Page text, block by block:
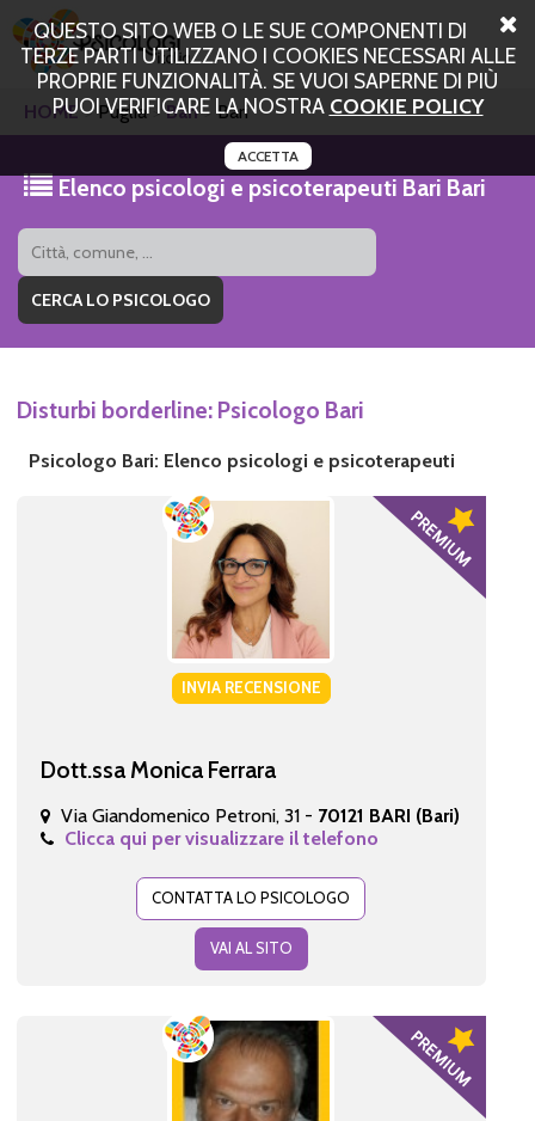
QUESTO SITO WEB O LE SUE COMPONENTI DI
TERZE PARTI UTILIZZANO I COOKIES NECESSARI ALLE
PROPRIE FUNZIONALITÀ. SE VUOI SAPERNE DI PIÙ
PUOI VERIFICARE LA NOSTRA COOKIE POLICY
ACCETTA
HOME Puglia Bari Bari
Elenco psicologi e psicoterapeuti Bari Bari
Disturbi borderline: Psicologo Bari
Psicologo Bari: Elenco psicologi e psicoterapeuti
INVIA RECENSIONE
Dott.ssa Monica Ferrara
Via Giandomenico Petroni, 31 - 70121 BARI (Bari)
Clicca qui per visualizzare il telefono
CONTATTA LO PSICOLOGO
VAI AL SITO